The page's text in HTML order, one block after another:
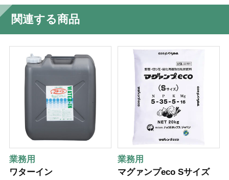
関連する商品
業務用
ワターイン
業務用
マグァンプeco Sサイズ